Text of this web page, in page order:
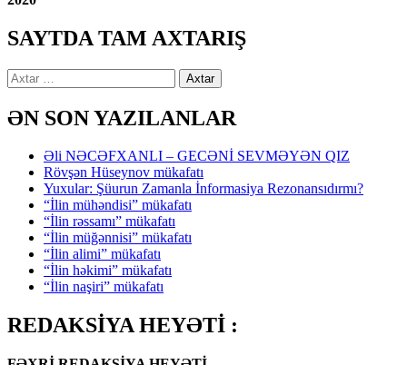
SAYTDA TAM AXTARIŞ
Axtarış:
ƏN SON YAZILANLAR
Əli NƏCƏFXANLI – GECƏNİ SEVMƏYƏN QIZ
Rövşən Hüseynov mükafatı
Yuxular: Şüurun Zamanla İnformasiya Rezonansıdırmı?
“İlin mühəndisi” mükafatı
“İlin rəssamı” mükafatı
“İlin müğənnisi” mükafatı
“İlin alimi” mükafatı
“İlin həkimi” mükafatı
“İlin naşiri” mükafatı
REDAKSİYA HEYƏTİ :